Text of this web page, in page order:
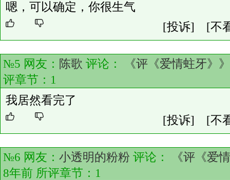
嗯，可以确定，你很生气
[投诉]
[不
№5 网友： 陈歌 评论：
《评《爱情蛀牙》》
评章节： 1
我居然看完了
[投诉]
[不
№6 网友： 小透明的粉粉 评论：
《评《爱
8年前 所评章节： 1